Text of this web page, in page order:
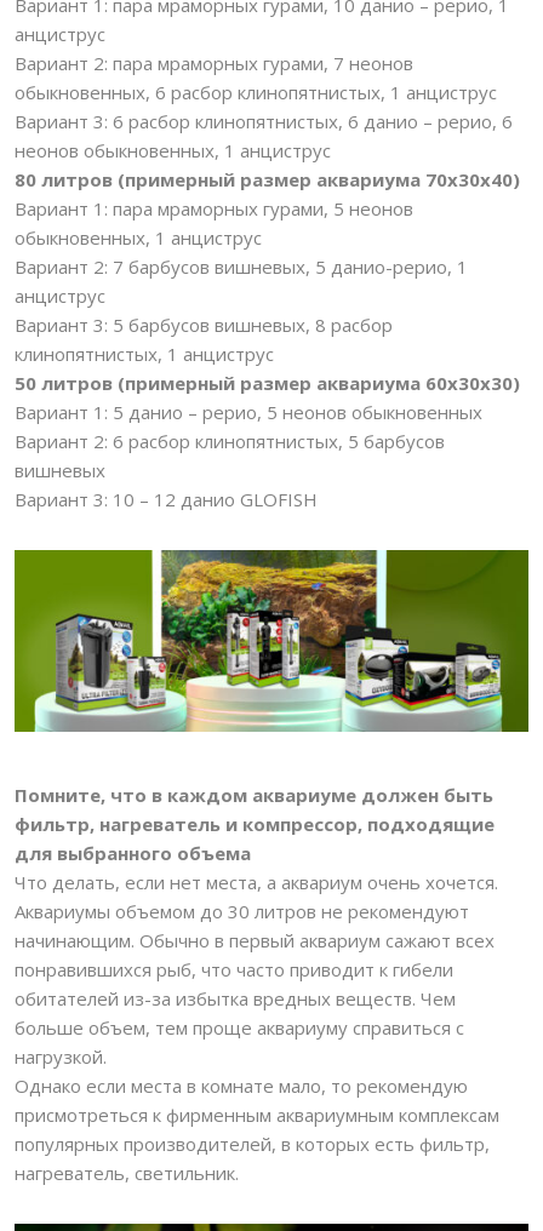
анциструс
Вариант 2: пара мраморных гурами, 7 неонов
обыкновенных, 6 расбор клинопятнистых, 1 анциструс
Вариант 3: 6 расбор клинопятнистых, 6 данио – рерио, 6
неонов обыкновенных, 1 анциструс
80 литров (примерный размер аквариума 70х30х40)
Вариант 1: пара мраморных гурами, 5 неонов
обыкновенных, 1 анциструс
Вариант 2: 7 барбусов вишневых, 5 данио-рерио, 1
анциструс
Вариант 3: 5 барбусов вишневых, 8 расбор
клинопятнистых, 1 анциструс
50 литров (примерный размер аквариума 60х30х30)
Вариант 1: 5 данио – рерио, 5 неонов обыкновенных
Вариант 2: 6 расбор клинопятнистых, 5 барбусов
вишневых
Вариант 3: 10 – 12 данио GLOFISH
Помните, что в каждом аквариуме должен быть
фильтр, нагреватель и компрессор, подходящие
для выбранного объема
Что делать, если нет места, а аквариум очень хочется.
Аквариумы объемом до 30 литров не рекомендуют
начинающим. Обычно в первый аквариум сажают всех
понравившихся рыб, что часто приводит к гибели
обитателей из-за избытка вредных веществ. Чем
больше объем, тем проще аквариуму справиться с
нагрузкой.
Однако если места в комнате мало, то рекомендую
присмотреться к фирменным аквариумным комплексам
популярных производителей, в которых есть фильтр,
нагреватель, светильник.
ПОИСК